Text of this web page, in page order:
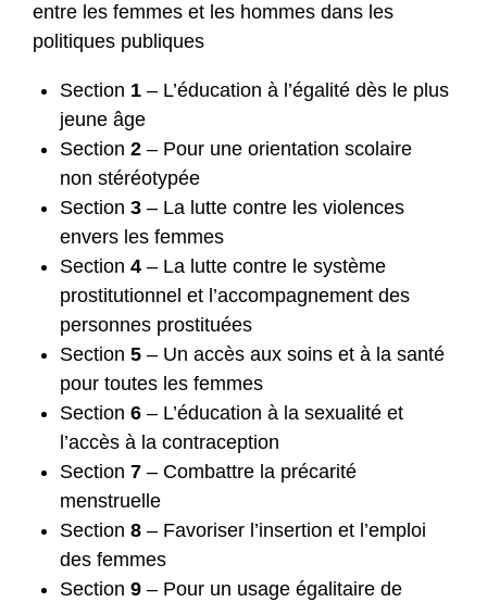
entre les femmes et les hommes dans les
politiques publiques
Section 1 – L’éducation à l’égalité dès le plus
jeune âge
Section 2 – Pour une orientation scolaire
non stéréotypée
Section 3 – La lutte contre les violences
envers les femmes
Section 4 – La lutte contre le système
prostitutionnel et l’accompagnement des
personnes prostituées
Section 5 – Un accès aux soins et à la santé
pour toutes les femmes
Section 6 – L’éducation à la sexualité et
l’accès à la contraception
Section 7 – Combattre la précarité
menstruelle
Section 8 – Favoriser l’insertion et l’emploi
des femmes
Section 9 – Pour un usage égalitaire de